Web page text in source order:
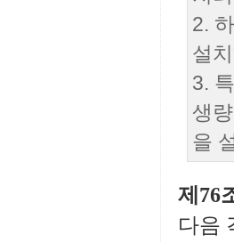
2.
설
3.
생
을
제76
다음